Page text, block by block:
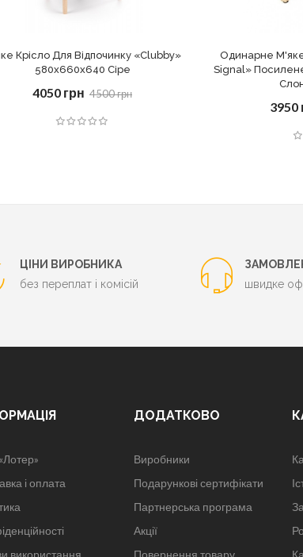
Крісло Для Відпочинку «Clubby»
580х660х640 Сіре
4050 грн 4500 грн
Одинарне
Signal»
3950
ЦІНИ ВИРОБНИКА
без переплат і комісій
швидке
і оплата
використання
ДОДАТКОВО
Виробники
Подарункові сертифікати
Партнерська програма
Акції
Повернення товару